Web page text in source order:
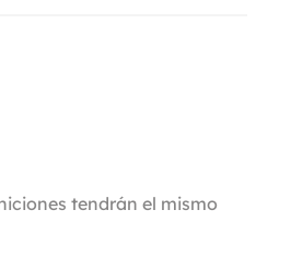
tendrán el mismo